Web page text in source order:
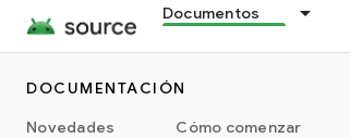
Documentos
DOCUMENTACIÓN
Novedades
Cómo comenzar